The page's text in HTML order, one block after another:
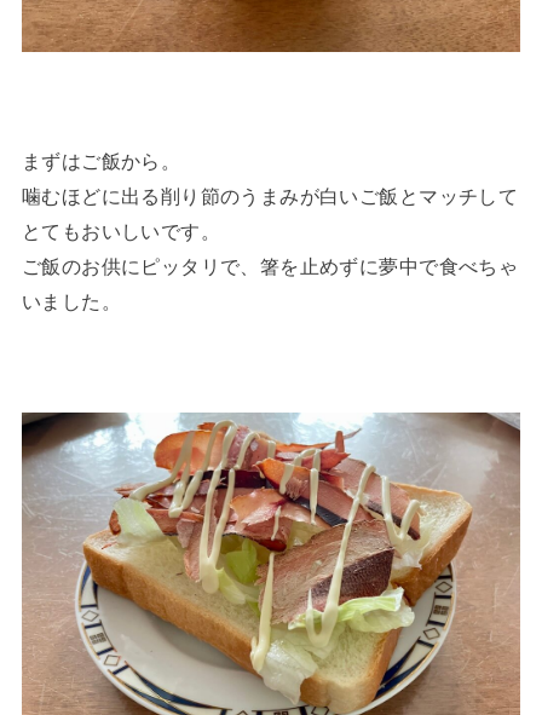
まずはご飯から。
噛むほどに出る削り節のうまみが白いご飯とマッチして
とてもおいしいです。
ご飯のお供にピッタリで、箸を止めずに夢中で食べちゃ
いました。